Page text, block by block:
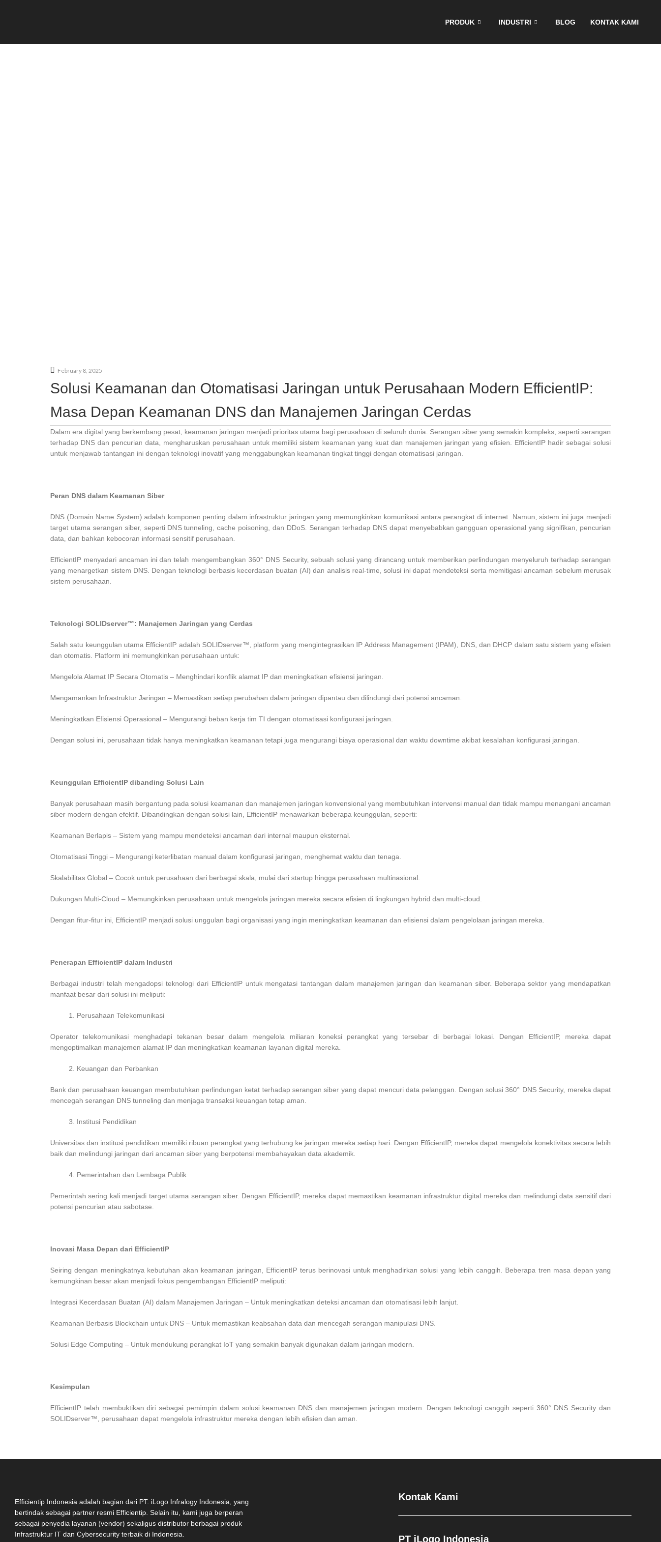
PRODUK INDUSTRI BLOG KONTAK KAMI
February 8, 2025
Solusi Keamanan dan Otomatisasi Jaringan untuk Perusahaan Modern EfficientIP:
Masa Depan Keamanan DNS dan Manajemen Jaringan Cerdas
Dalam era digital yang berkembang pesat, keamanan jaringan menjadi prioritas utama bagi perusahaan di seluruh dunia. Serangan siber yang semakin kompleks, seperti serangan
terhadap DNS dan pencurian data, mengharuskan perusahaan untuk memiliki sistem keamanan yang kuat dan manajemen jaringan yang efisien. EfficientIP hadir sebagai solusi
untuk menjawab tantangan ini dengan teknologi inovatif yang menggabungkan keamanan tingkat tinggi dengan otomatisasi jaringan.
Peran DNS dalam Keamanan Siber
DNS (Domain Name System) adalah komponen penting dalam infrastruktur jaringan yang memungkinkan komunikasi antara perangkat di internet. Namun, sistem ini juga menjadi
target utama serangan siber, seperti DNS tunneling, cache poisoning, dan DDoS. Serangan terhadap DNS dapat menyebabkan gangguan operasional yang signifikan, pencurian
data, dan bahkan kebocoran informasi sensitif perusahaan.
EfficientIP menyadari ancaman ini dan telah mengembangkan 360° DNS Security, sebuah solusi yang dirancang untuk memberikan perlindungan menyeluruh terhadap serangan
yang menargetkan sistem DNS. Dengan teknologi berbasis kecerdasan buatan (AI) dan analisis real-time, solusi ini dapat mendeteksi serta memitigasi ancaman sebelum merusak
sistem perusahaan.
Teknologi SOLIDserver™: Manajemen Jaringan yang Cerdas
Salah satu keunggulan utama EfficientIP adalah SOLIDserver™, platform yang mengintegrasikan IP Address Management (IPAM), DNS, dan DHCP dalam satu sistem yang efisien
dan otomatis. Platform ini memungkinkan perusahaan untuk:
Mengelola Alamat IP Secara Otomatis – Menghindari konflik alamat IP dan meningkatkan efisiensi jaringan.
Mengamankan Infrastruktur Jaringan – Memastikan setiap perubahan dalam jaringan dipantau dan dilindungi dari potensi ancaman.
Meningkatkan Efisiensi Operasional – Mengurangi beban kerja tim TI dengan otomatisasi konfigurasi jaringan.
Dengan solusi ini, perusahaan tidak hanya meningkatkan keamanan tetapi juga mengurangi biaya operasional dan waktu downtime akibat kesalahan konfigurasi jaringan.
Keunggulan EfficientIP dibanding Solusi Lain
Banyak perusahaan masih bergantung pada solusi keamanan dan manajemen jaringan konvensional yang membutuhkan intervensi manual dan tidak mampu menangani ancaman
siber modern dengan efektif. Dibandingkan dengan solusi lain, EfficientIP menawarkan beberapa keunggulan, seperti:
Keamanan Berlapis – Sistem yang mampu mendeteksi ancaman dari internal maupun eksternal.
Otomatisasi Tinggi – Mengurangi keterlibatan manual dalam konfigurasi jaringan, menghemat waktu dan tenaga.
Skalabilitas Global – Cocok untuk perusahaan dari berbagai skala, mulai dari startup hingga perusahaan multinasional.
Dukungan Multi-Cloud – Memungkinkan perusahaan untuk mengelola jaringan mereka secara efisien di lingkungan hybrid dan multi-cloud.
Dengan fitur-fitur ini, EfficientIP menjadi solusi unggulan bagi organisasi yang ingin meningkatkan keamanan dan efisiensi dalam pengelolaan jaringan mereka.
Penerapan EfficientIP dalam Industri
Berbagai industri telah mengadopsi teknologi dari EfficientIP untuk mengatasi tantangan dalam manajemen jaringan dan keamanan siber. Beberapa sektor yang mendapatkan
manfaat besar dari solusi ini meliputi:
Perusahaan Telekomunikasi
Operator telekomunikasi menghadapi tekanan besar dalam mengelola miliaran koneksi perangkat yang tersebar di berbagai lokasi. Dengan EfficientIP, mereka dapat
mengoptimalkan manajemen alamat IP dan meningkatkan keamanan layanan digital mereka.
Keuangan dan Perbankan
Bank dan perusahaan keuangan membutuhkan perlindungan ketat terhadap serangan siber yang dapat mencuri data pelanggan. Dengan solusi 360° DNS Security, mereka dapat
mencegah serangan DNS tunneling dan menjaga transaksi keuangan tetap aman.
Institusi Pendidikan
Universitas dan institusi pendidikan memiliki ribuan perangkat yang terhubung ke jaringan mereka setiap hari. Dengan EfficientIP, mereka dapat mengelola konektivitas secara lebih
baik dan melindungi jaringan dari ancaman siber yang berpotensi membahayakan data akademik.
Pemerintahan dan Lembaga Publik
Pemerintah sering kali menjadi target utama serangan siber. Dengan EfficientIP, mereka dapat memastikan keamanan infrastruktur digital mereka dan melindungi data sensitif dari
potensi pencurian atau sabotase.
Inovasi Masa Depan dari EfficientIP
Seiring dengan meningkatnya kebutuhan akan keamanan jaringan, EfficientIP terus berinovasi untuk menghadirkan solusi yang lebih canggih. Beberapa tren masa depan yang
kemungkinan besar akan menjadi fokus pengembangan EfficientIP meliputi:
Integrasi Kecerdasan Buatan (AI) dalam Manajemen Jaringan – Untuk meningkatkan deteksi ancaman dan otomatisasi lebih lanjut.
Keamanan Berbasis Blockchain untuk DNS – Untuk memastikan keabsahan data dan mencegah serangan manipulasi DNS.
Solusi Edge Computing – Untuk mendukung perangkat IoT yang semakin banyak digunakan dalam jaringan modern.
Kesimpulan
EfficientIP telah membuktikan diri sebagai pemimpin dalam solusi keamanan DNS dan manajemen jaringan modern. Dengan teknologi canggih seperti 360° DNS Security dan
SOLIDserver™, perusahaan dapat mengelola infrastruktur mereka dengan lebih efisien dan aman.
Efficientip Indonesia adalah bagian dari PT. iLogo Infralogy Indonesia, yang
bertindak sebagai partner resmi Efficientip. Selain itu, kami juga berperan
sebagai penyedia layanan (vendor) sekaligus distributor berbagai produk
Infrastruktur IT dan Cybersecurity terbaik di Indonesia.
Kontak Kami
PT iLogo Indonesia